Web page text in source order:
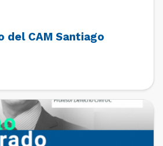
del CAM Santiago